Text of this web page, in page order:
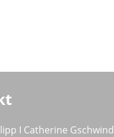
I Catherine Gschwind